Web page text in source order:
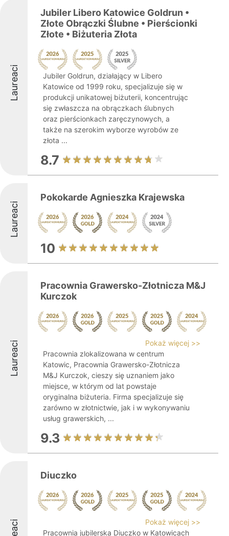
Laureaci
Jubiler Libero Katowice Goldrun •
Złote Obrączki Ślubne • Pierścionki
Złote • Biżuteria Złota
Jubiler Goldrun, działający w Libero
Katowice od 1999 roku, specjalizuje się w
produkcji unikatowej biżuterii, koncentrując
się zwłaszcza na obrączkach ślubnych
oraz pierścionkach zaręczynowych, a
także na szerokim wyborze wyrobów ze
złota ...
8.7
Laureaci
Pokokarde Agnieszka Krajewska
10
Laureaci
Pracownia Grawersko-Złotnicza M&J
Kurczok
Pokaż więcej >>
Pracownia zlokalizowana w centrum
Katowic, Pracownia Grawersko-Złotnicza
M&J Kurczok, cieszy się uznaniem jako
miejsce, w którym od lat powstaje
oryginalna biżuteria. Firma specjalizuje się
zarówno w złotnictwie, jak i w wykonywaniu
usług grawerskich, ...
9.3
Diuczko
Pokaż więcej >>
Pracownia jubilerska Diuczko w Katowicach